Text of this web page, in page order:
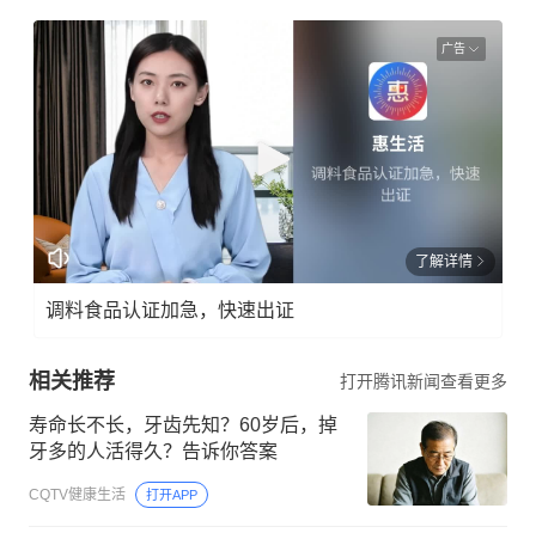
广告
了解详情
调料食品认证加急，快速出证
相关推荐 打开腾讯新闻查看更多
寿命长不长，牙齿先知？60岁后，掉
牙多的人活得久？告诉你答案
CQTV健康生活 打开APP